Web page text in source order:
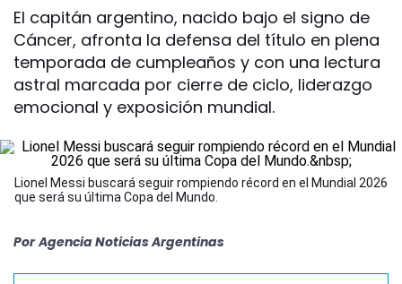
El capitán argentino, nacido bajo el signo de
Cáncer, afronta la defensa del título en plena
temporada de cumpleaños y con una lectura
astral marcada por cierre de ciclo, liderazgo
emocional y exposición mundial.
Lionel Messi buscará seguir rompiendo récord en el Mundial 2026
que será su última Copa del Mundo.
Por Agencia Noticias Argentinas